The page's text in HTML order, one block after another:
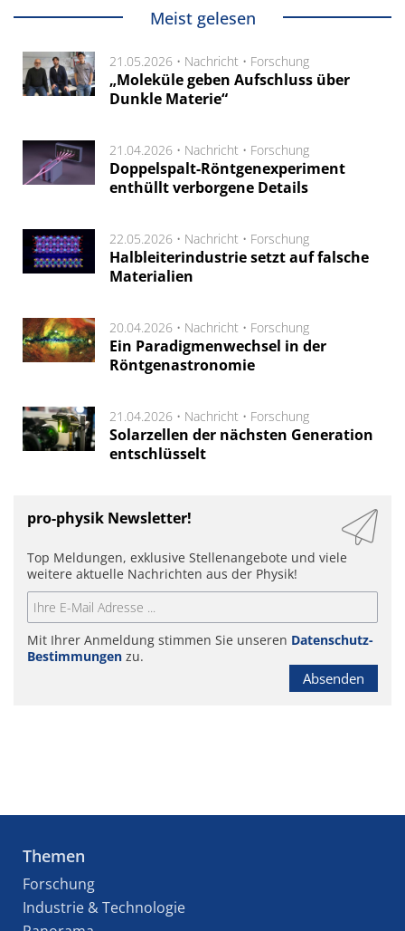
Meist gelesen
21.05.2026 • Nachricht • Forschung
„Moleküle geben Aufschluss über
Dunkle Materie“
21.04.2026 • Nachricht • Forschung
Doppelspalt-Röntgenexperiment
enthüllt verborgene Details
22.05.2026 • Nachricht • Forschung
Halbleiterindustrie setzt auf falsche
Materialien
20.04.2026 • Nachricht • Forschung
Ein Paradigmenwechsel in der
Röntgenastronomie
21.04.2026 • Nachricht • Forschung
Solarzellen der nächsten Generation
entschlüsselt
pro-physik Newsletter!
Top Meldungen, exklusive Stellenangebote und viele
weitere aktuelle Nachrichten aus der Physik!
Mit Ihrer Anmeldung stimmen Sie unseren Datenschutz-
Bestimmungen zu.
Absenden
Themen
Forschung
Industrie & Technologie